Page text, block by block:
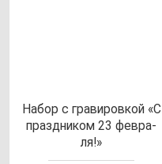
Набор с гра­ви­ров­кой «С
праз­дни­ком 23 фев­ра­
ля!»